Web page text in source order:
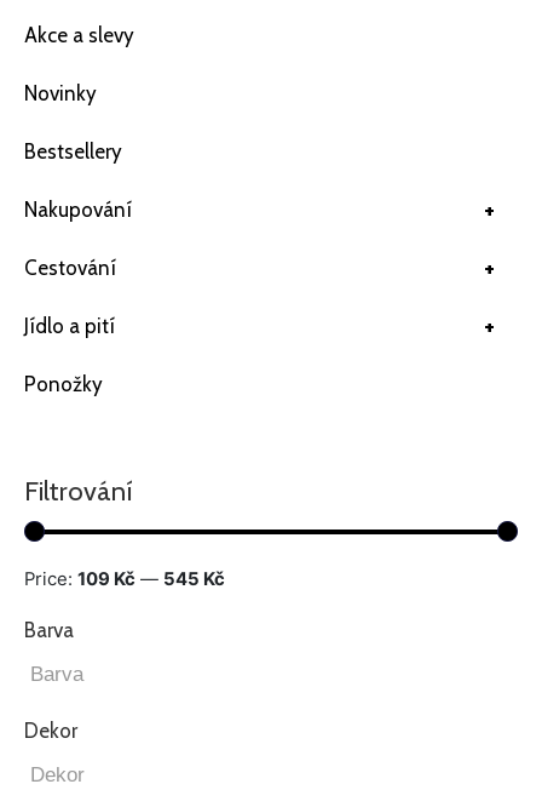
Akce a slevy
Novinky
Bestsellery
+
Nakupování
+
Cestování
+
Jídlo a pití
Ponožky
Filtrování
Price: 109 Kč — 545 Kč
Barva
Dekor